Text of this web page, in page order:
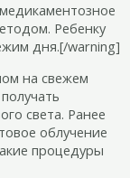
Ребенку
дня.[/warning]
на свежем
света. Ранее
облучение
процедуры